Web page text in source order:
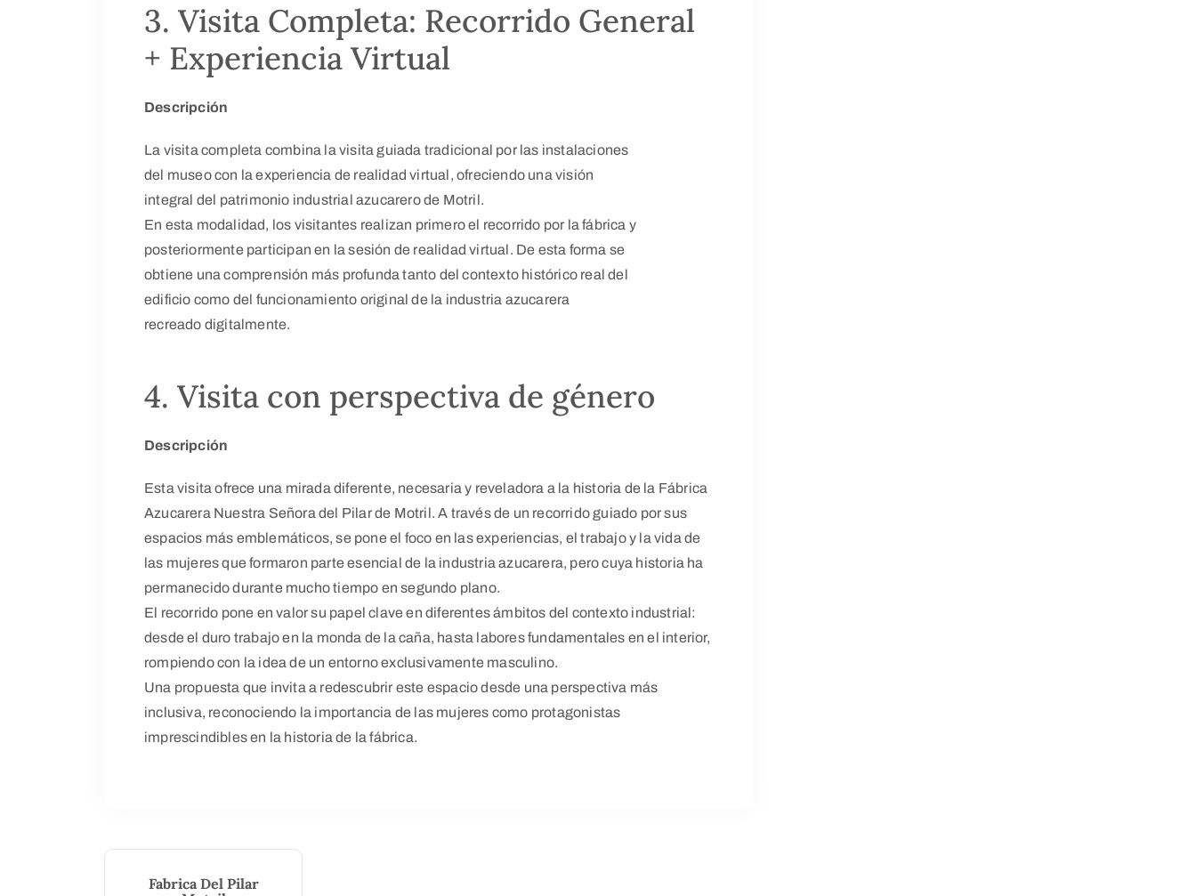
3. Visita Completa: Recorrido General
+ Experiencia Virtual
Descripción
La visita completa combina la visita guiada tradicional por las instalaciones
del museo con la experiencia de realidad virtual, ofreciendo una visión
integral del patrimonio industrial azucarero de Motril.
En esta modalidad, los visitantes realizan primero el recorrido por la fábrica y
posteriormente participan en la sesión de realidad virtual. De esta forma se
obtiene una comprensión más profunda tanto del contexto histórico real del
edificio como del funcionamiento original de la industria azucarera
recreado digitalmente.
4. Visita con perspectiva de género
Descripción
Esta visita ofrece una mirada diferente, necesaria y reveladora a la historia de la Fábrica
Azucarera Nuestra Señora del Pilar de Motril. A través de un recorrido guiado por sus
espacios más emblemáticos, se pone el foco en las experiencias, el trabajo y la vida de
las mujeres que formaron parte esencial de la industria azucarera, pero cuya historia ha
permanecido durante mucho tiempo en segundo plano.
El recorrido pone en valor su papel clave en diferentes ámbitos del contexto industrial:
desde el duro trabajo en la monda de la caña, hasta labores fundamentales en el interior,
rompiendo con la idea de un entorno exclusivamente masculino.
Una propuesta que invita a redescubrir este espacio desde una perspectiva más
inclusiva, reconociendo la importancia de las mujeres como protagonistas
imprescindibles en la historia de la fábrica.
Fabrica Del Pilar